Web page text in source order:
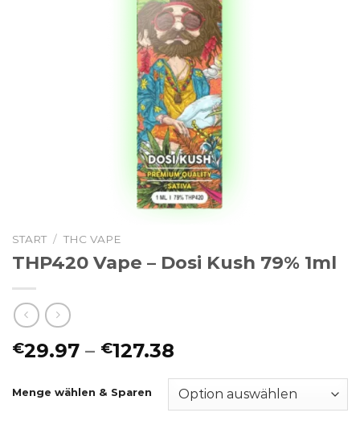
START / THC VAPE
THP420 Vape – Dosi Kush 79% 1ml
€29.97 – €127.38
bis
€127.38
Menge wählen & Sparen